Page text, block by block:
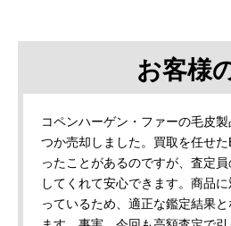
お客様
コペンハーゲン・ファーの毛皮
つか売却しました。買取を任せ
ったことがあるのですが、査定
してくれて安心できます。商品
っているため、適正な鑑定結果